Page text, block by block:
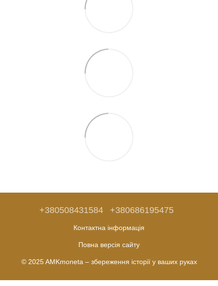
+380508431584 +380686195475
Контактна інформація
Повна версія сайту
© 2025 AMKmoneta – збереження історії у ваших руках